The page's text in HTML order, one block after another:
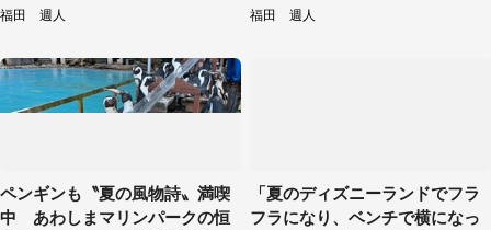
【7／31～8／23】
福田 週人 福田 週人
ペンギンも〝夏の風物詩〟満喫
中 あわしまマリンパークの恒
「夏のディズニーランドでフラ
フラになり、ベンチで横になっ